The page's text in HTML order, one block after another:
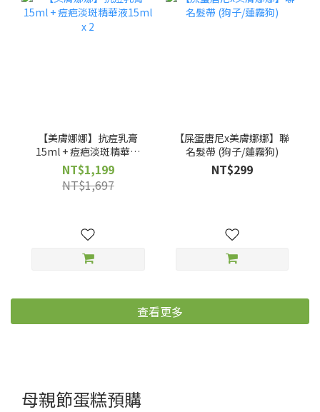
【美膚娜娜】抗痘乳膏
15ml + 痘疤淡斑精華液
15ml x 2
NT$1,199
NT$1,697
【屎蛋唐尼x美膚娜娜】聯
名髮帶 (狗子/蓮霧狗)
NT$299
查看更多
母親節蛋糕預購